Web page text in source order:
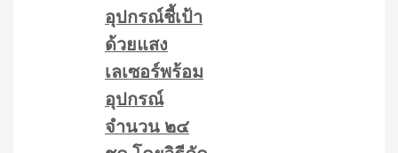
อุปกรณ์ชี้เป้า
ด้วยแสง
เลเซอร์พร้อม
อุปกรณ์
จำนวน ๒๔